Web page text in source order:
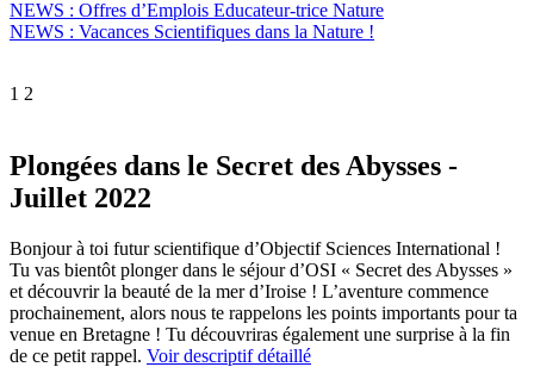
NEWS : Offres d’Emplois Educateur-trice Nature
NEWS : Vacances Scientifiques dans la Nature !
1 2
Plongées dans le Secret des Abysses -
Juillet 2022
Bonjour à toi futur scientifique d’Objectif Sciences International !
Tu vas bientôt plonger dans le séjour d’OSI « Secret des Abysses »
et découvrir la beauté de la mer d’Iroise ! L’aventure commence
prochainement, alors nous te rappelons les points importants pour ta
venue en Bretagne ! Tu découvriras également une surprise à la fin
de ce petit rappel. Voir descriptif détaillé